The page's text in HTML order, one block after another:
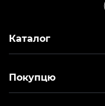
Каталог
Покупцю